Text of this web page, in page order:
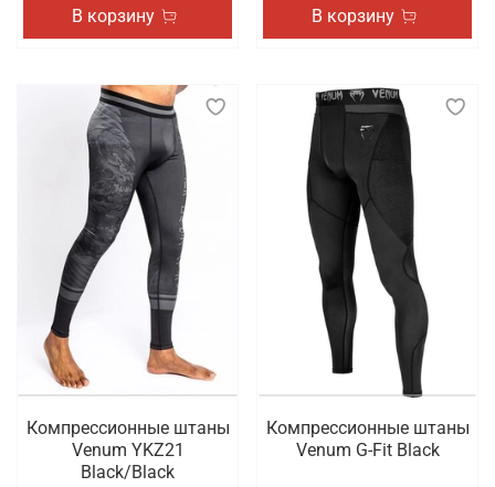
В корзину В корзину
Компрессионные штаны
Venum YKZ21
Black/Black
Компрессионные штаны
Venum G-Fit Black